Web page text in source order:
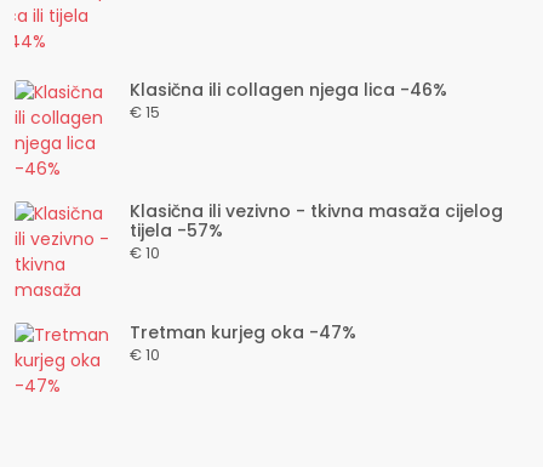
Klasična ili collagen njega lica -46%
€ 15
Klasična ili vezivno - tkivna masaža cijelog
tijela -57%
€ 10
Tretman kurjeg oka -47%
€ 10